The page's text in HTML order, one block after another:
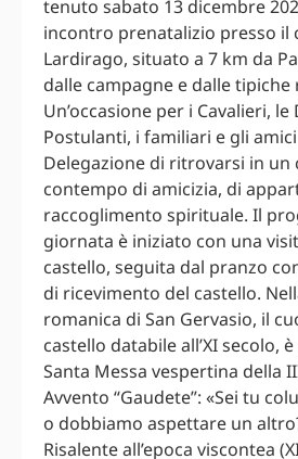
tenuto sabato 13 dicembre
incontro prenatalizio presso il
Lardirago, situato a 7 km da
dalle campagne e dalle
Un’occasione per i Cavalieri, le
Postulanti, i familiari e gli
Delegazione di ritrovarsi in un
contempo di amicizia, di
raccoglimento spirituale. Il
giornata è iniziato con una
castello, seguita dal pranzo
di ricevimento del castello.
romanica di San Gervasio, il
castello databile all’XI secolo,
Santa Messa vespertina della
Avvento “Gaudete”: «Sei tu
o dobbiamo aspettare un
Risalente all’epoca viscontea